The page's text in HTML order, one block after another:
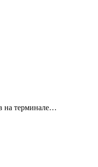
на терминале…